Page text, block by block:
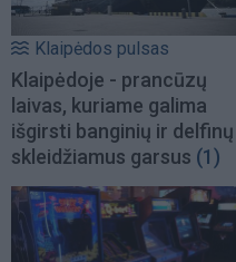
Klaipėdos pulsas
Klaipėdoje - prancūzų
laivas, kuriame galima
išgirsti banginių ir delfinų
skleidžiamus garsus (1)